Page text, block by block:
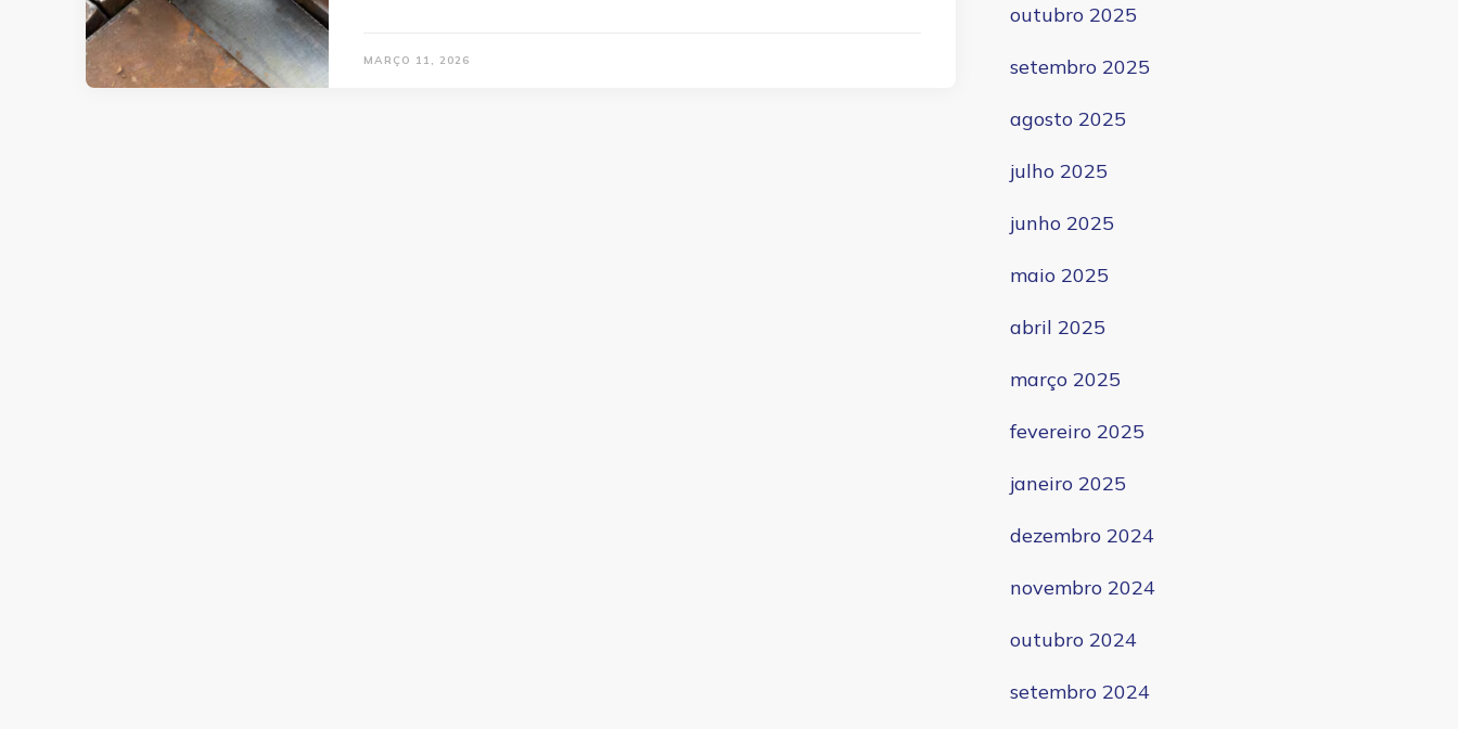
MARÇO 11, 2026
outubro 2025
setembro 2025
agosto 2025
julho 2025
junho 2025
maio 2025
abril 2025
março 2025
fevereiro 2025
janeiro 2025
dezembro 2024
novembro 2024
outubro 2024
setembro 2024